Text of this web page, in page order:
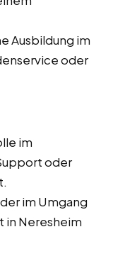
Ausbildung im
oder
im
oder
im Umgang
in Neresheim